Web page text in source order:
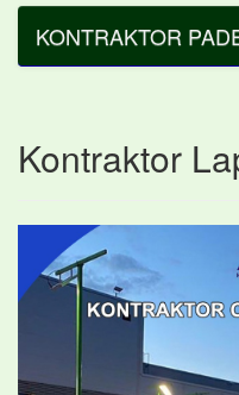
KONTRAKTOR
Kontraktor